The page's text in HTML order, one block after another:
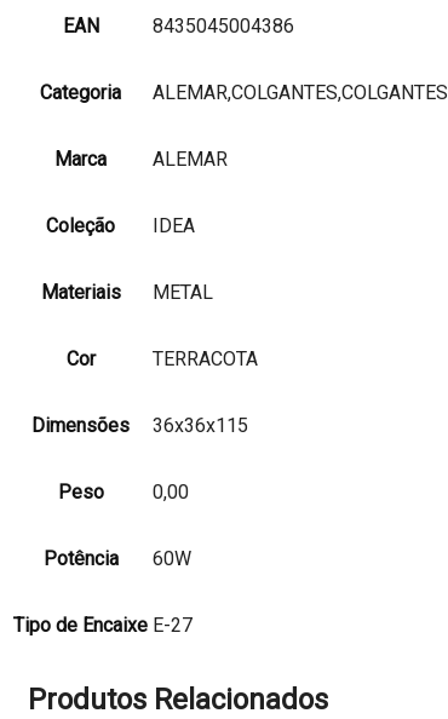
EAN 8435045004386
Categoria ALEMAR,COLGANTES,COLGANTES
Marca ALEMAR
Coleção IDEA
Materiais METAL
Cor TERRACOTA
Dimensões 36x36x115
Peso 0,00
Potência 60W
Tipo de Encaixe E-27
Produtos Relacionados